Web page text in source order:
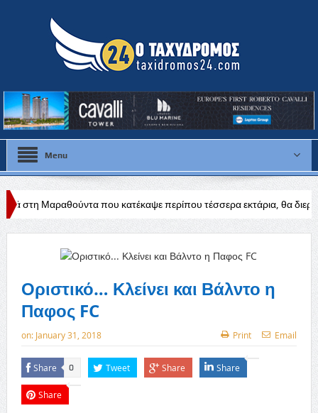
Menu
που κατέκαψε περίπου τέσσερα εκτάρια, θα διερευνηθούν τα αίτια
Οριστικό… Κλείνει και Βάλντο η
Παφος FC
on: January 31, 2018 Print Email
Share 0 Tweet Share Share
Share